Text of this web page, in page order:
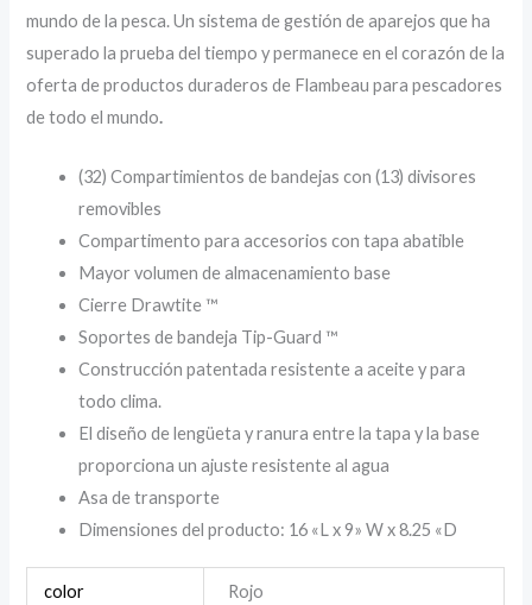
mundo de la pesca. Un sistema de gestión de aparejos que ha
superado la prueba del tiempo y permanece en el corazón de la
oferta de productos duraderos de Flambeau para pescadores
de todo el mundo.
(32) Compartimientos de bandejas con (13) divisores
removibles
Compartimento para accesorios con tapa abatible
Mayor volumen de almacenamiento base
Cierre Drawtite ™
Soportes de bandeja Tip-Guard ™
Construcción patentada resistente a aceite y para
todo clima.
El diseño de lengüeta y ranura entre la tapa y la base
proporciona un ajuste resistente al agua
Asa de transporte
Dimensiones del producto: 16 «L x 9» W x 8.25 «D
color Rojo